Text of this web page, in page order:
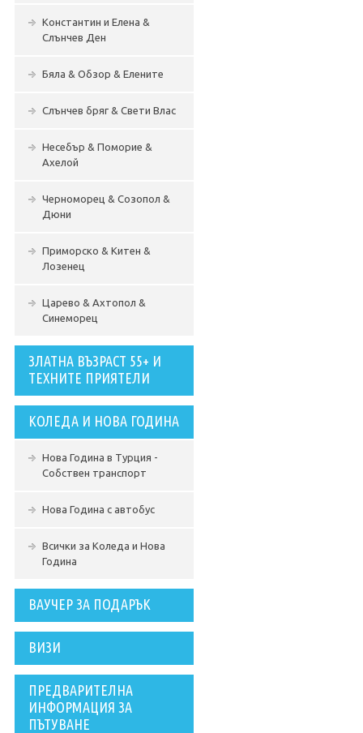
Константин и Елена &
Слънчев Ден
Бяла & Обзор & Елените
Слънчев бряг & Свети Влас
Несебър & Поморие &
Ахелой
Черноморец & Созопол &
Дюни
Приморско & Китен &
Лозенец
Царево & Ахтопол &
Синеморец
ЗЛАТНА ВЪЗРАСТ 55+ И
ТЕХНИТЕ ПРИЯТЕЛИ
КОЛЕДА И НОВА ГОДИНА
Нова Година в Турция -
Собствен транспорт
Нова Година с автобус
Всички за Коледа и Нова
Година
ВАУЧЕР ЗА ПОДАРЪК
ВИЗИ
ПРЕДВАРИТЕЛНА
ИНФОРМАЦИЯ ЗА
ПЪТУВАНЕ